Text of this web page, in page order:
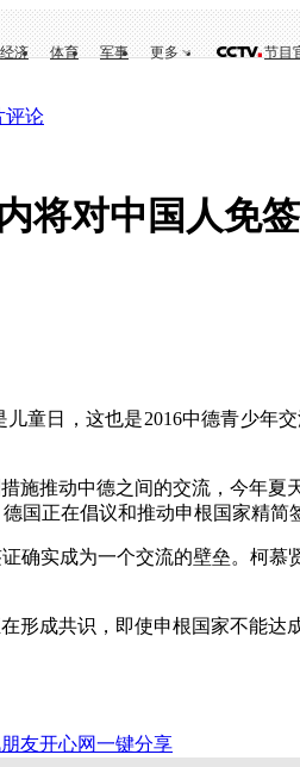
经济 体育 军事 更多 节目
评论
将对中国人免签
日，这也是2016中德青少年
推动中德之间的交流，今年夏
国正在倡议和推动申根国家精简
实成为一个交流的壁垒。柯慕
成共识，即使申根国家不能达
友开心网一键分享